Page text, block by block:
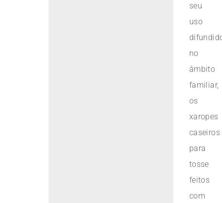
seu
uso
no
âmbito
familiar,
os
xaropes
caseiros
para
tosse
feitos
com